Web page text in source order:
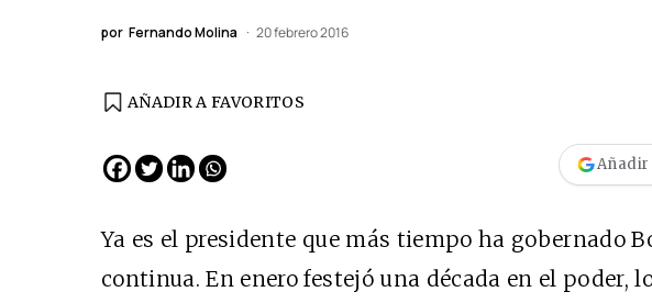
por Fernando Molina 20 febrero 2016
AÑADIR A FAVORITOS
Añadir
Ya es el presidente que más tiempo ha gobernado
continua. En enero festejó una década en el poder,